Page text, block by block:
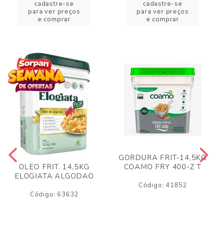
cadastre-se
para ver preços
e comprar
cadastre-se
para ver preços
e comprar
OLEO FRIT. 14,5KG
ELOGIATA ALGODAO
Código: 63632
GORDURA FRIT-14,5KG
COAMO FRY 400-Z T
Código: 41852